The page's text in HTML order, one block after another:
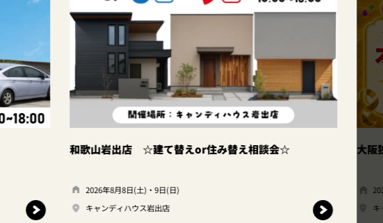
和歌山岩出店 ☆建て替えor住み替え相談会☆
2026年8月8日(土)・9日(日)
キャンディハウス岩出店
大阪
キ